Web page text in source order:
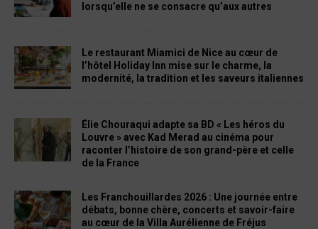
lorsqu’elle ne se consacre qu’aux autres
Le restaurant Miamici de Nice au cœur de
l’hôtel Holiday Inn mise sur le charme, la
modernité, la tradition et les saveurs italiennes
Élie Chouraqui adapte sa BD « Les héros du
Louvre » avec Kad Merad au cinéma pour
raconter l’histoire de son grand-père et celle
de la France
Les Franchouillardes 2026 : Une journée entre
débats, bonne chère, concerts et savoir-faire
au cœur de la Villa Aurélienne de Fréjus